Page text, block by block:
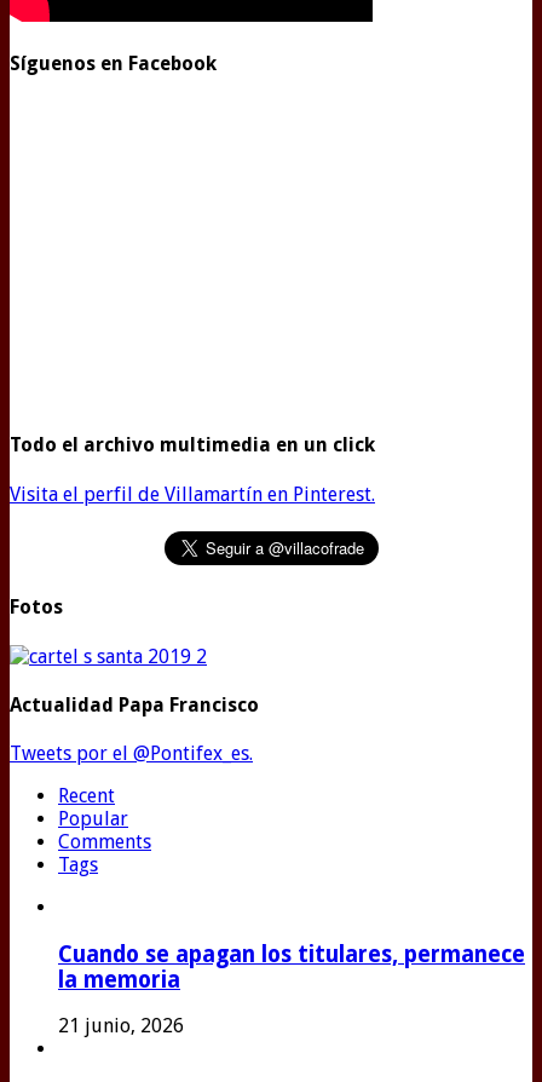
Síguenos en Facebook
Todo el archivo multimedia en un click
Visita el perfil de Villamartín en Pinterest.
Fotos
Actualidad Papa Francisco
Tweets por el @Pontifex_es.
Recent
Popular
Comments
Tags
Cuando se apagan los titulares, permanece
la memoria
21 junio, 2026